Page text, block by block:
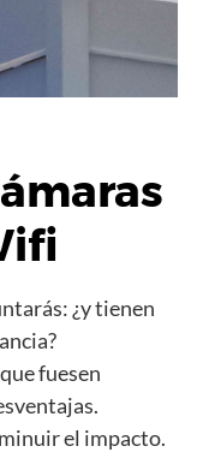
¿y tienen
fuesen
el impacto.